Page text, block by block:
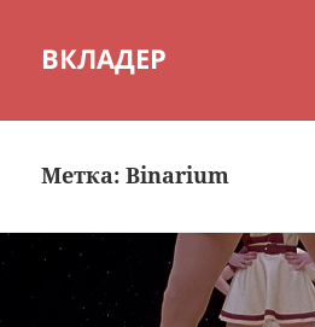
ВКЛАДЕР
Метка:Binarium